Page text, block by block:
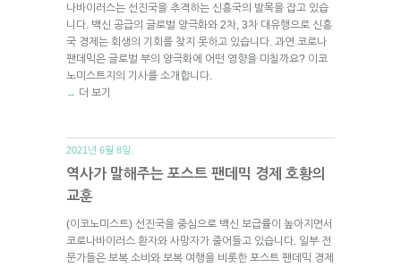
나바이러스는 선진국을 추격하는 신흥국의 발목을 잡고 있습
니다. 백신 공급의 글로벌 양극화와 2차, 3차 대유행으로 신흥
국 경제는 회생의 기회를 찾지 못하고 있습니다. 과연 코로나
팬데믹은 글로벌 부의 양극화에 어떤 영향을 미칠까요? 이코
노미스트지의 기사를 소개합니다.
→ 더 보기
2021년 6월 8일.
역사가 말해주는 포스트 팬데믹 경제 호황의
교훈
(이코노미스트) 선진국을 중심으로 백신 보급률이 높아지면서
코로나바이러스 환자와 사망자가 줄어들고 있습니다. 일부 전
문가들은 보복 소비와 보복 여행을 비롯한 포스트 팬데믹 경제